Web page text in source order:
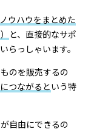
ウハウをまとめた
と、直接的なサポ
らっしゃいます。
のを販売するの
つながるという特
自由にできるの